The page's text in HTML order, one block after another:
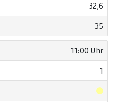
32,6
35
11:00 Uhr
1